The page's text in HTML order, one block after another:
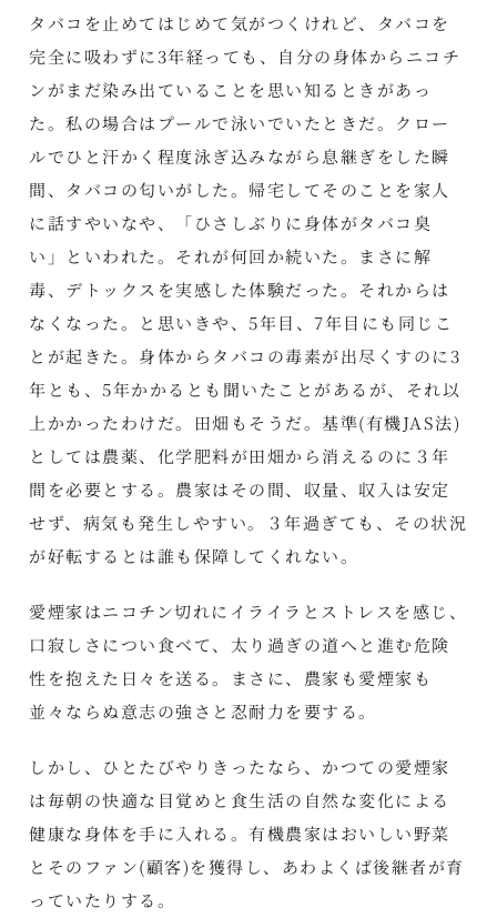
タバコを止めてはじめて気がつくけれど、タバコを
完全に吸わずに3年経っても、自分の身体からニコチ
ンがまだ染み出ていることを思い知るときがあっ
た。私の場合はプールで泳いでいたときだ。クロー
ルでひと汗かく程度泳ぎ込みながら息継ぎをした瞬
間、タバコの匂いがした。帰宅してそのことを家人
に話すやいなや、「ひさしぶりに身体がタバコ臭
い」といわれた。それが何回か続いた。まさに解
毒、デトックスを実感した体験だった。それからは
なくなった。と思いきや、5年目、7年目にも同じこ
とが起きた。身体からタバコの毒素が出尽くすのに3
年とも、5年かかるとも聞いたことがあるが、それ以
上かかったわけだ。田畑もそうだ。基準(有機JAS法)
としては農薬、化学肥料が田畑から消えるのに３年
間を必要とする。農家はその間、収量、収入は安定
せず、病気も発生しやすい。３年過ぎても、その状況
が好転するとは誰も保障してくれない。
愛煙家はニコチン切れにイライラとストレスを感じ、
口寂しさについ食べて、太り過ぎの道へと進む危険
性を抱えた日々を送る。まさに、農家も愛煙家も
並々ならぬ意志の強さと忍耐力を要する。
しかし、ひとたびやりきったなら、かつての愛煙家
は毎朝の快適な目覚めと食生活の自然な変化による
健康な身体を手に入れる。有機農家はおいしい野菜
とそのファン(顧客)を獲得し、あわよくば後継者が育
っていたりする。